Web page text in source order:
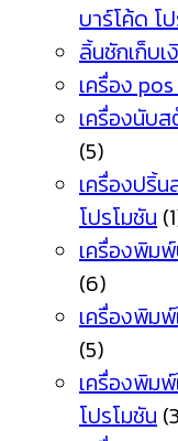
บาร์โค้ด โ
ลิ้นชักเก็บเ
เครื่อง
เครื่องนับ
(5)
เครื่องปริ้
โปรโมชัน
เครื่องพิม
(6)
เครื่องพิมพ์
(5)
เครื่องพิม
โปรโมชัน